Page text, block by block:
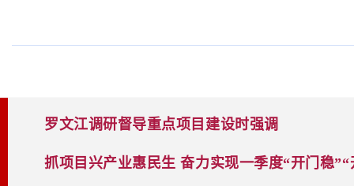
罗文江调研督导重点项目建设时强调
抓项目兴产业惠民生 奋力实现一季度“开门稳”“